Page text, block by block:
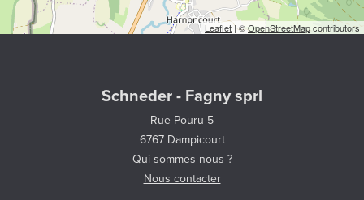
Leaflet| ©OpenStreetMapcontributors
Schneder - Fagny sprl
Rue Pouru 5
6767 Dampicourt
Qui sommes-nous ?
Nous contacter